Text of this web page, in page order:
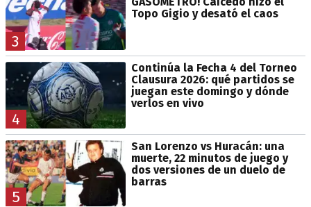
3
Topo Gigio y desató el caos
4
Continúa la Fecha 4 del Torneo
Clausura 2026: qué partidos se
juegan este domingo y dónde
verlos en vivo
5
San Lorenzo vs Huracán: una
muerte, 22 minutos de juego y
dos versiones de un duelo de
barras